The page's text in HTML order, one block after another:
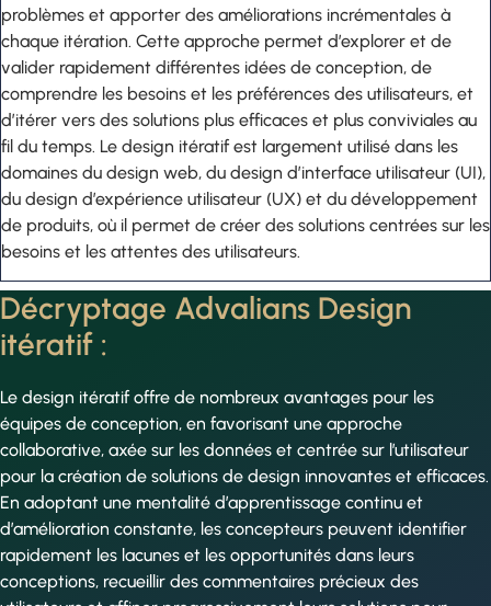
problèmes et apporter des améliorations incrémentales à
chaque itération. Cette approche permet d’explorer et de
valider rapidement différentes idées de conception, de
comprendre les besoins et les préférences des utilisateurs, et
d’itérer vers des solutions plus efficaces et plus conviviales au
fil du temps. Le design itératif est largement utilisé dans les
domaines du design web, du design d’interface utilisateur (UI),
du design d’expérience utilisateur (UX) et du développement
de produits, où il permet de créer des solutions centrées sur les
besoins et les attentes des utilisateurs.
Décryptage Advalians Design
itératif :
Le design itératif offre de nombreux avantages pour les
équipes de conception, en favorisant une approche
collaborative, axée sur les données et centrée sur l’utilisateur
pour la création de solutions de design innovantes et efficaces.
En adoptant une mentalité d’apprentissage continu et
d’amélioration constante, les concepteurs peuvent identifier
rapidement les lacunes et les opportunités dans leurs
conceptions, recueillir des commentaires précieux des